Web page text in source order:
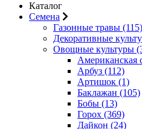
Каталог
Семена
Газонные травы (115)
Декоративные
Овощные культуры
Американская
Арбуз (112)
Артишок (1)
Баклажан (105)
Бобы (13)
Горох (369)
Дайкон (24)